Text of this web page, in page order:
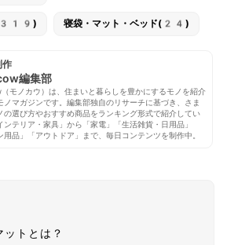
(319) 寝袋・マット・ベッド(24)
作
編集部
モノカウ）は、住まいと暮らしを豊かにするモノを紹介
ノマガジンです。編集部独自のリサーチに基づき、さま
の選び方やおすすめ商品をランキング形式で紹介してい
ンテリア・家具」から「家電」「生活雑貨・日用品」
用品」「アウトドア」まで、毎日コンテンツを制作中。
トとは？